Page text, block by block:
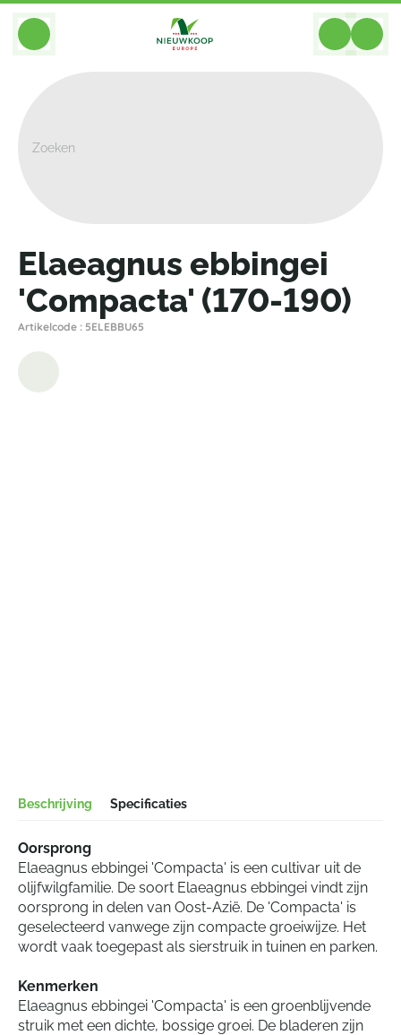
BACK
Elaeagnus ebbingei
'Compacta' (170-190)
Artikelcode : 5ELEBBU65
Beschrijving Specificaties
Oorsprong
Elaeagnus ebbingei 'Compacta' is een cultivar uit de
olijfwilgfamilie. De soort Elaeagnus ebbingei vindt zijn
oorsprong in delen van Oost-Azië. De 'Compacta' is
geselecteerd vanwege zijn compacte groeiwijze. Het
wordt vaak toegepast als sierstruik in tuinen en parken.
Kenmerken
Elaeagnus ebbingei 'Compacta' is een groenblijvende
struik met een dichte, bossige groei. De bladeren zijn